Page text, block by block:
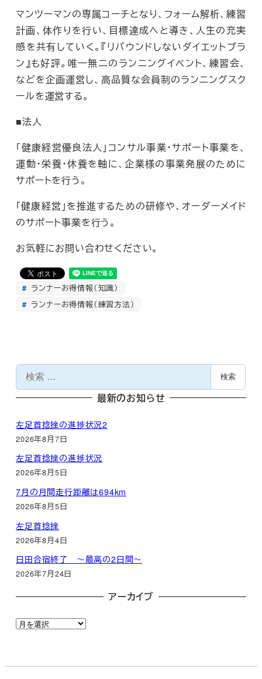
マンツーマンの専属コーチとなり、フォーム解析、練習
計画、体作りを行い、目標達成へと導き、人生の充実
感を共有していく。『リバウンドしないダイエットプラ
ン』も好評。唯一無二のランニングイベント、練習会、
などを企画運営し、高品質な会員制のランニングスク
ールを運営する。
■法人
「健康経営優良法人」コンサル事業・サポート事業を、
運動・栄養・休養を軸に、企業様の事業発展のために
サポートを行う。
「健康経営」を推進するための研修や、オーダーメイド
のサポート事業を行う。
お気軽にお問い合わせください。
ランナーお得情報（知識）
ランナーお得情報（練習方法）
検
索
検索
最新のお知らせ
左足首捻挫の進捗状況2
2026年8月7日
左足首捻挫の進捗状況
2026年8月5日
7月の月間走行距離は694km
2026年8月5日
左足首捻挫
2026年8月4日
日田合宿終了 ～最高の2日間～
2026年7月24日
アーカイブ
ア
イ